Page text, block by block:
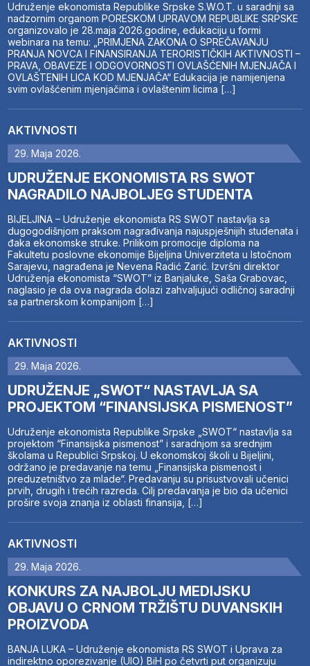
Udruženje ekonomista Republike Srpske S.W.O.T. u saradnji sa
nadzornim organom PORESKOM UPRAVOM REPUBLIKE SRPSKE
organizovalo je 28.maja 2026.godine, edukaciju u formi
webinara na temu: „PRIMJENA ZAKONA O SPREČAVANJU
PRANJA NOVCA I FINANSIRANJA TERORISTIČKIH AKTIVNOSTI –
PRAVA, OBAVEZE I ODGOVORNOSTI OVLAŠĆENIH MJENJAČA I
OVLAŠTENIH LICA KOD MJENJAČA“ Edukacija je namijenjena
svim ovlašćenim mjenjačima i ovlaštenim licima […]
AKTIVNOSTI
29. Maja 2026.
UDRUŽENJE EKONOMISTA RS SWOT
NAGRADILO NAJBOLJEG STUDENTA
BIJELJINA – Udruženje ekonomista RS SWOT nastavlja sa
dugogodišnjom praksom nagrađivanja najuspješnijih studenata i
đaka ekonomske struke. Prilikom promocije diploma na
Fakultetu poslovne ekonomije Bijeljina Univerziteta u Istočnom
Sarajevu, nagrađena je Nevena Radić Zarić. Izvršni direktor
Udruženja ekonomista “SWOT” iz Banjaluke, Saša Grabovac,
naglasio je da ova nagrada dolazi zahvaljujući odličnoj saradnji
sa partnerskom kompanijom […]
AKTIVNOSTI
29. Maja 2026.
UDRUŽENJE „SWOT“ NASTAVLJA SA
PROJEKTOM “FINANSIJSKA PISMENOST”
Udruženje ekonomista Republike Srpske „SWOT“ nastavlja sa
projektom “Finansijska pismenost” i saradnjom sa srednjim
školama u Republici Srpskoj. U ekonomskoj školi u Bijeljini,
održano je predavanje na temu „Finansijska pismenost i
preduzetništvo za mlade“. Predavanju su prisustvovali učenici
prvih, drugih i trećih razreda. Cilj predavanja je bio da učenici
prošire svoja znanja iz oblasti finansija, […]
AKTIVNOSTI
29. Maja 2026.
KONKURS ZA NAJBOLJU MEDIJSKU
OBJAVU O CRNOM TRŽIŠTU DUVANSKIH
PROIZVODA
BANJA LUKA – Udruženje ekonomista RS SWOT i Uprava za
indirektno oporezivanje (UIO) BiH po četvrti put organizuju